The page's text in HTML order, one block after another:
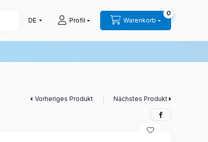
Profil Warenkorb
0
Vorheriges Produkt Nächstes Produkt